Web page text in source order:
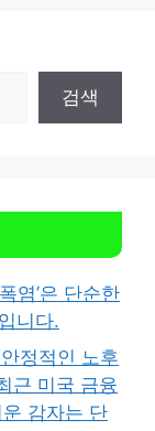
검색
염’은 단순한
니다.
정적인 노후
근 미국 금융
감자는 단